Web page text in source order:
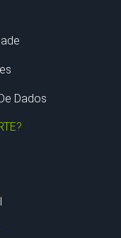
Dados